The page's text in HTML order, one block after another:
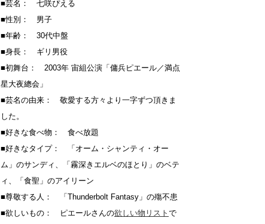
■芸名： 七咲ぴえる
■性別： 男子
■年齢： 30代中盤
■身長： ギリ男役
■初舞台： 2003年 宙組公演「傭兵ピエール／満点
星大夜總会」
■芸名の由来： 敬愛する方々より一字ずつ頂きま
した。
■好きな食べ物： 食べ放題
■好きなタイプ： 「オーム・シャンティ・オー
ム」のサンディ、「霧深きエルベのほとり」のベテ
ィ、「食聖」のアイリーン
■尊敬する人： 「Thunderbolt Fantasy」の殤不患
■欲しいもの： ピエールさんの欲しい物リスト で